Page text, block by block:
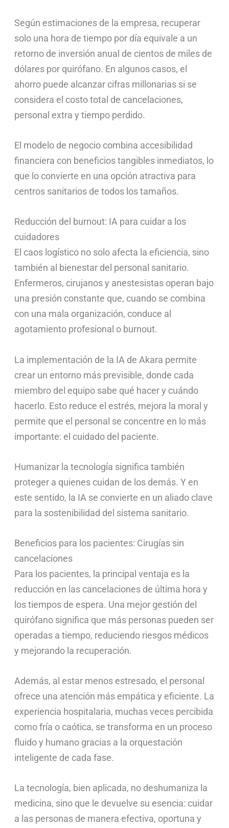
Según estimaciones de la empresa, recuperar
solo una hora de tiempo por día equivale a un
retorno de inversión anual de cientos de miles de
dólares por quirófano. En algunos casos, el
ahorro puede alcanzar cifras millonarias si se
considera el costo total de cancelaciones,
personal extra y tiempo perdido.
El modelo de negocio combina accesibilidad
financiera con beneficios tangibles inmediatos, lo
que lo convierte en una opción atractiva para
centros sanitarios de todos los tamaños.
Reducción del burnout: IA para cuidar a los
cuidadores
El caos logístico no solo afecta la eficiencia, sino
también al bienestar del personal sanitario.
Enfermeros, cirujanos y anestesistas operan bajo
una presión constante que, cuando se combina
con una mala organización, conduce al
agotamiento profesional o burnout.
La implementación de la IA de Akara permite
crear un entorno más previsible, donde cada
miembro del equipo sabe qué hacer y cuándo
hacerlo. Esto reduce el estrés, mejora la moral y
permite que el personal se concentre en lo más
importante: el cuidado del paciente.
Humanizar la tecnología significa también
proteger a quienes cuidan de los demás. Y en
este sentido, la IA se convierte en un aliado clave
para la sostenibilidad del sistema sanitario.
Beneficios para los pacientes: Cirugías sin
cancelaciones
Para los pacientes, la principal ventaja es la
reducción en las cancelaciones de última hora y
los tiempos de espera. Una mejor gestión del
quirófano significa que más personas pueden ser
operadas a tiempo, reduciendo riesgos médicos
y mejorando la recuperación.
Además, al estar menos estresado, el personal
ofrece una atención más empática y eficiente. La
experiencia hospitalaria, muchas veces percibida
como fría o caótica, se transforma en un proceso
fluido y humano gracias a la orquestación
inteligente de cada fase.
La tecnología, bien aplicada, no deshumaniza la
medicina, sino que le devuelve su esencia: cuidar
a las personas de manera efectiva, oportuna y